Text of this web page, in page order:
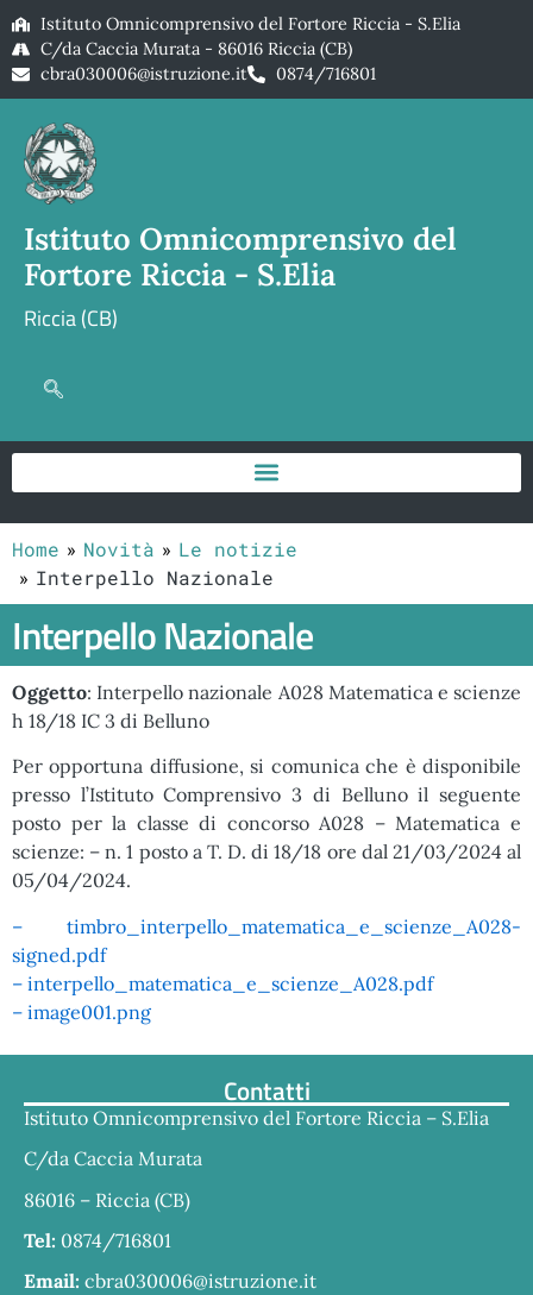
Istituto Omnicomprensivo del Fortore Riccia - S.Elia
C/da Caccia Murata - 86016 Riccia (CB)
cbra030006@istruzione.it
0874/716801
Istituto Omnicomprensivo del
Fortore Riccia - S.Elia
Riccia (CB)
Home Novità
Le notizie
Interpello Nazionale
Interpello Nazionale
Oggetto: Interpello nazionale A028 Matematica e scienze
h 18/18 IC 3 di Belluno
Per opportuna diffusione, si comunica che è disponibile
presso l’Istituto Comprensivo 3 di Belluno il seguente
posto per la classe di concorso A028 – Matematica e
scienze: – n. 1 posto a T. D. di 18/18 ore dal 21/03/2024 al
05/04/2024.
– timbro_interpello_matematica_e_scienze_A028-
signed.pdf
– interpello_matematica_e_scienze_A028.pdf
– image001.png
Contatti
Istituto Omnicomprensivo del Fortore Riccia – S.Elia
C/da Caccia Murata
86016 – Riccia (CB)
Tel: 0874/716801
Email: cbra030006@istruzione.it